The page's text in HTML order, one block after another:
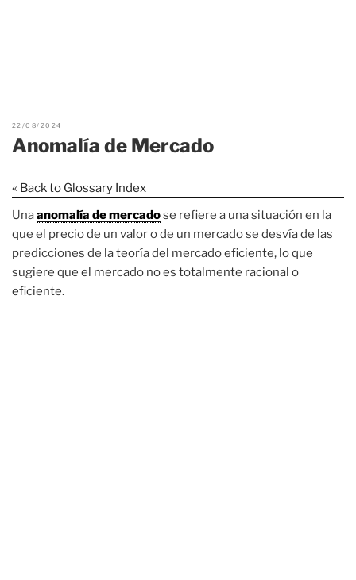
22/08/2024
Anomalía de Mercado
« Back to Glossary Index
Unaanomalía de mercadose refiere a una situación en la
que el precio de un valor o de un mercado se desvía de las
predicciones de la teoría del mercado eficiente, lo que
sugiere que el mercado no es totalmente racional o
eficiente.